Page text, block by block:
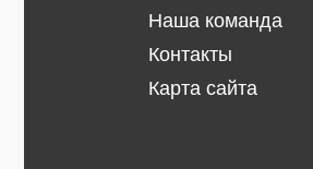
Наша команда
Контакты
Карта сайта